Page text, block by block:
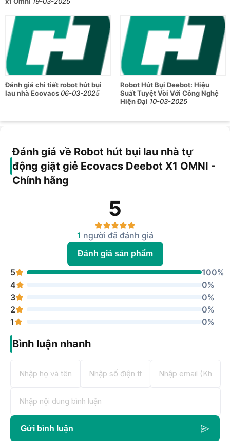
Đánh giá chi tiết robot hút bụi
lau nhà Ecovacs06-03-2025
Robot Hút Bụi Deebot: Hiệu
Suất Tuyệt Vời Với Công Nghệ
Hiện Đại 10-03-2025
Đánh giá về Robot hút bụi lau nhà tự
động giặt giẻ Ecovacs Deebot X1 OMNI -
Chính hãng
5
1 người đã đánh giá
Đánh giá sản phẩm
5
100%
4
0%
3
0%
2
0%
1
0%
Bình luận nhanh
Gửi bình luận